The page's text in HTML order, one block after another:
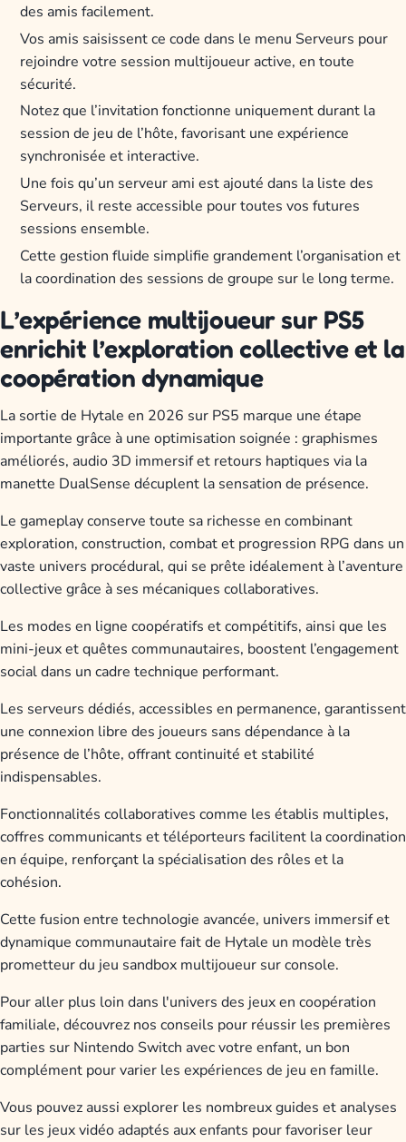
des amis facilement.
Vos amis saisissent ce code dans le menu Serveurs pour
rejoindre votre session multijoueur active, en toute
sécurité.
Notez que l’invitation fonctionne uniquement durant la
session de jeu de l’hôte, favorisant une expérience
synchronisée et interactive.
Une fois qu’un serveur ami est ajouté dans la liste des
Serveurs, il reste accessible pour toutes vos futures
sessions ensemble.
Cette gestion fluide simplifie grandement l’organisation et
la coordination des sessions de groupe sur le long terme.
L’expérience multijoueur sur PS5
enrichit l’exploration collective et la
coopération dynamique
La sortie de Hytale en 2026 sur PS5 marque une étape
importante grâce à une optimisation soignée : graphismes
améliorés, audio 3D immersif et retours haptiques via la
manette DualSense décuplent la sensation de présence.
Le gameplay conserve toute sa richesse en combinant
exploration, construction, combat et progression RPG dans un
vaste univers procédural, qui se prête idéalement à l’aventure
collective grâce à ses mécaniques collaboratives.
Les modes en ligne coopératifs et compétitifs, ainsi que les
mini-jeux et quêtes communautaires, boostent l’engagement
social dans un cadre technique performant.
Les serveurs dédiés, accessibles en permanence, garantissent
une connexion libre des joueurs sans dépendance à la
présence de l’hôte, offrant continuité et stabilité
indispensables.
Fonctionnalités collaboratives comme les établis multiples,
coffres communicants et téléporteurs facilitent la coordination
en équipe, renforçant la spécialisation des rôles et la
cohésion.
Cette fusion entre technologie avancée, univers immersif et
dynamique communautaire fait de Hytale un modèle très
prometteur du jeu sandbox multijoueur sur console.
Pour aller plus loin dans l'univers des jeux en coopération
familiale, découvrez nos conseils pour réussir les premières
parties sur Nintendo Switch avec votre enfant, un bon
complément pour varier les expériences de jeu en famille.
Vous pouvez aussi explorer les nombreux guides et analyses
sur les jeux vidéo adaptés aux enfants pour favoriser leur